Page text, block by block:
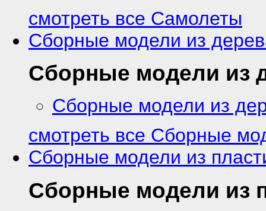
смотреть все Самолеты
Сборные модели из
Сборные модели из
Сборные модели из
смотреть все Сборные
Сборные модели из
Сборные модели из